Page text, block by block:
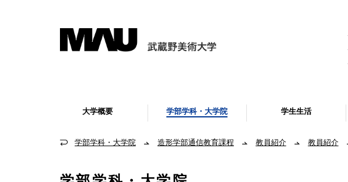
大学概要 学部学科・大学院 学生生活
学部学科・大学院 造形学部通信教育課程 教員紹介 教員紹介